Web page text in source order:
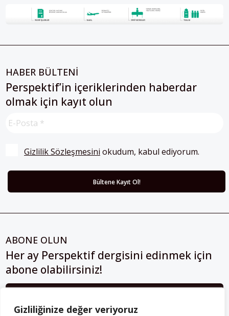
Gizliliğinize değer veriyoruz
HABER BÜLTENİ
Perspektif’in içeriklerinden haberdar
olmak için kayıt olun
Gizlilik Sözleşmesini okudum, kabul ediyorum.
ABONE OLUN
Her ay Perspektif dergisini edinmek için
abone olabilirsiniz!